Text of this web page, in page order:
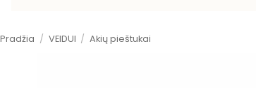
Pradžia / VEIDUI / Akių pieštukai